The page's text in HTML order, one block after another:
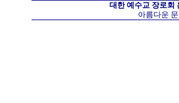
대한 예수교 장로회
아름다운